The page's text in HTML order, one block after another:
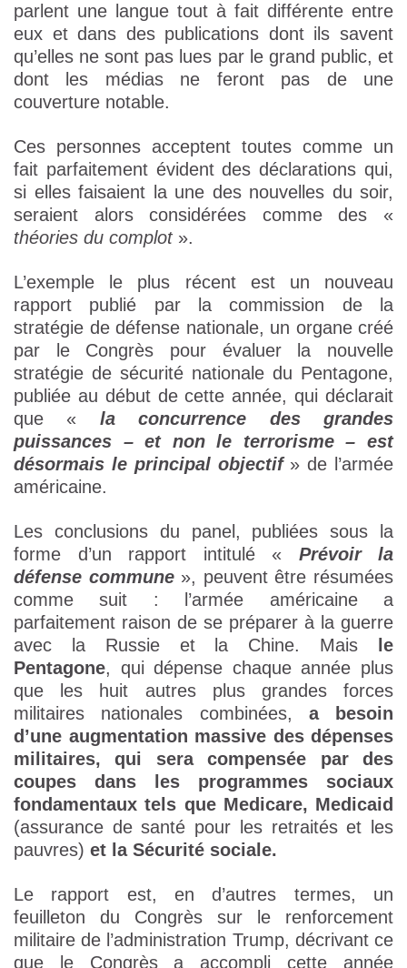
parlent une langue tout à fait différente entre
eux et dans des publications dont ils savent
qu’elles ne sont pas lues par le grand public, et
dont les médias ne feront pas de une
couverture notable.
Ces personnes acceptent toutes comme un
fait parfaitement évident des déclarations qui,
si elles faisaient la une des nouvelles du soir,
seraient alors considérées comme des «
théories du complot».
L’exemple le plus récent est un nouveau
rapport publié par la commission de la
stratégie de défense nationale, un organe créé
par le Congrès pour évaluer la nouvelle
stratégie de sécurité nationale du Pentagone,
publiée au début de cette année, qui déclarait
que « la concurrence des grandes
puissances – et non le terrorisme – est
désormais le principal objectif» de l’armée
américaine.
Les conclusions du panel, publiées sous la
forme d’un rapport intitulé « Prévoir la
défense commune», peuvent être résumées
comme suit : l’armée américaine a
parfaitement raison de se préparer à la guerre
avec la Russie et la Chine. Mais
le
Pentagone, qui dépense chaque année plus
que les huit autres plus grandes forces
militaires nationales combinées, a besoin
d’une augmentation massive des dépenses
militaires, qui sera compensée par des
coupes dans les programmes sociaux
fondamentaux tels que Medicare, Medicaid
(assurance de santé pour les retraités et les
pauvres) et la Sécurité sociale.
Le rapport est, en d’autres termes, un
feuilleton du Congrès sur le renforcement
militaire de l’administration Trump, décrivant ce
que le Congrès a accompli cette année